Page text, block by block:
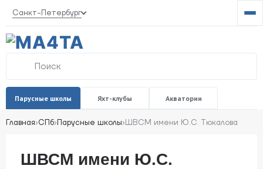
Санкт-Петербург
Поиск
по
сайту
Парусные школы Яхт-клубы Акватории
Главная›СПб›Парусные школы›ШВСМ имени Ю.С. Тюкалова
ШВСМ имени Ю.С.